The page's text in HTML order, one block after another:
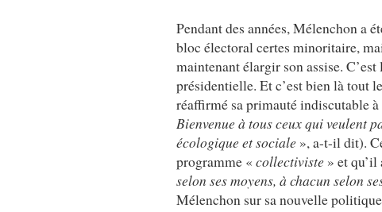
Pendant des années, Mélenchon a
bloc électoral certes minoritaire,
maintenant élargir son assise.
présidentielle. Et c’est bien là tout
réaffirmé sa primauté indiscutable
Bienvenue à tous ceux qui veulent
écologique et sociale », a-t-il dit).
programme « collectiviste » et qu’il
selon ses moyens, à chacun selon
Mélenchon sur sa nouvelle